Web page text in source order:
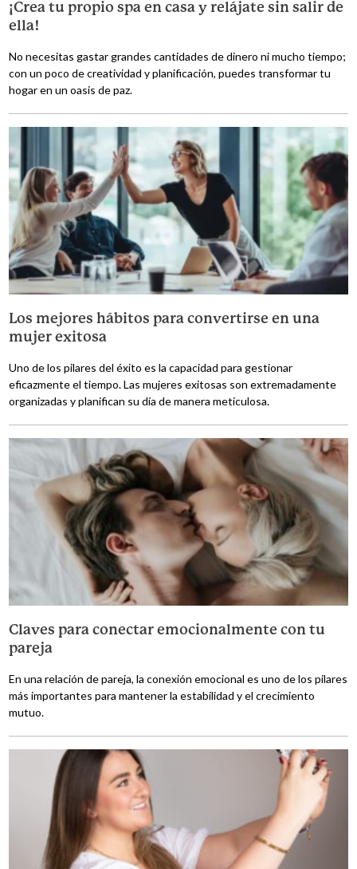
¡Crea tu propio spa en casa y relájate sin salir de
ella!
No necesitas gastar grandes cantidades de dinero ni mucho tiempo;
con un poco de creatividad y planificación, puedes transformar tu
hogar en un oasis de paz.
Los mejores hábitos para convertirse en una
mujer exitosa
Uno de los pilares del éxito es la capacidad para gestionar
eficazmente el tiempo. Las mujeres exitosas son extremadamente
organizadas y planifican su día de manera meticulosa.
Claves para conectar emocionalmente con tu
pareja
En una relación de pareja, la conexión emocional es uno de los pilares
más importantes para mantener la estabilidad y el crecimiento
mutuo.